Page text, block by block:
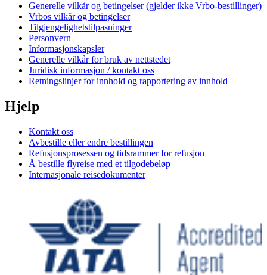
Generelle vilkår og betingelser (gjelder ikke Vrbo-bestillinger)
Vrbos vilkår og betingelser
Tilgjengelighetstilpasninger
Personvern
Informasjonskapsler
Generelle vilkår for bruk av nettstedet
Juridisk informasjon / kontakt oss
Retningslinjer for innhold og rapportering av innhold
Hjelp
Kontakt oss
Avbestille eller endre bestillingen
Refusjonsprosessen og tidsrammer for refusjon
Å bestille flyreise med et tilgodebeløp
Internasjonale reisedokumenter